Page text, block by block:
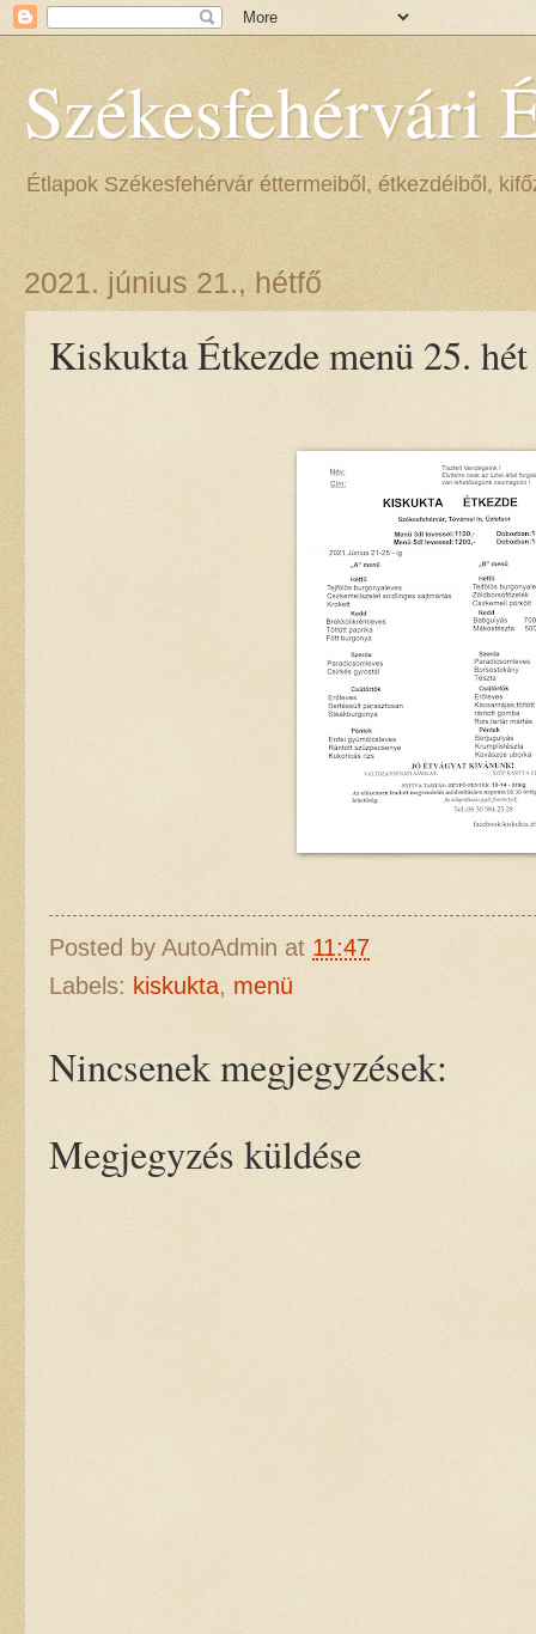
Székesfehérvári
Étlapok Székesfehérvár éttermeiből, étkezdéiből,
2021. június 21., hétfő
Kiskukta Étkezde menü 25. hét
Posted by AutoAdmin at 11:47
Labels: kiskukta, menü
Nincsenek megjegyzések:
Megjegyzés küldése